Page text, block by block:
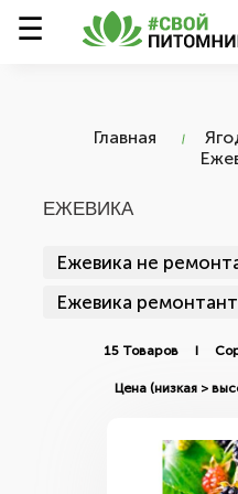
Главная
ЕЖЕВИКА
Ежевика не
Ежевика
15 Товаров I